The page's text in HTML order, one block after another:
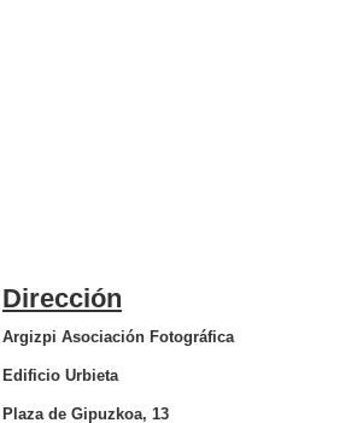
Dirección
Argizpi Asociación Fotográfica
Edificio Urbieta
Plaza de Gipuzkoa, 13